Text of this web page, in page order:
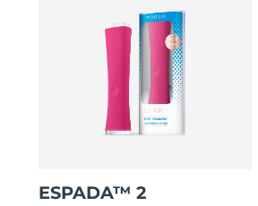
ESPADA™ 2